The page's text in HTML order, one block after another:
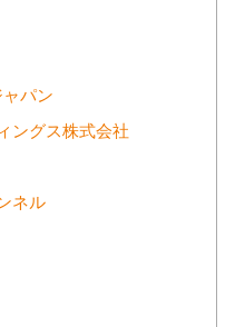
パン
ングス株式会社
ネル